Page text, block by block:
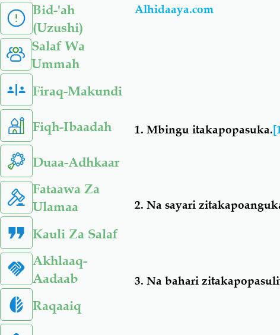
Bid-'ah
(Uzushi)
Salaf Wa
Ummah
Firaq-Makundi
Fiqh-Ibaadah
Duaa-Adhkaar
Fataawa Za
Ulamaa
Kauli Za Salaf
Akhlaaq-
Aadaab
Raqaaiq
Alhidaaya.com
1.Mbingu itakapopasuka.
2.Na sayari
3.Na bahari